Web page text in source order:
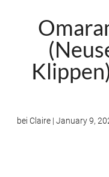
bei Claire | January 9,